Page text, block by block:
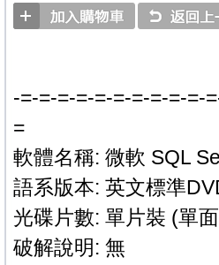
-=-=-=-=-=-=-=-=-=-=-
=
軟體名稱: 微軟 SQL
語系版本: 英文標準
光碟片數: 單片裝 (單
破解說明: 無